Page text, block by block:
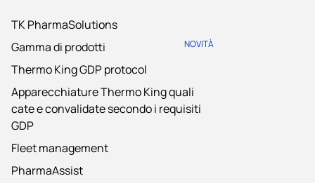
TK PharmaSolutions
Gamma di prodotti
NOVITÀ
Thermo King GDP protocol
Apparecchiature Thermo King quali
cate e convalidate secondo i requisiti
GDP
Fleet management
PharmaAssist